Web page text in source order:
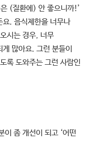
(질환에) 안 좋으니까!’
요. 음식제한을 너무나
시는 경우, 너무
많아요. 그런 분들이
록 도와주는 그런 사람인
이 좀 개선이 되고 ‘어떤